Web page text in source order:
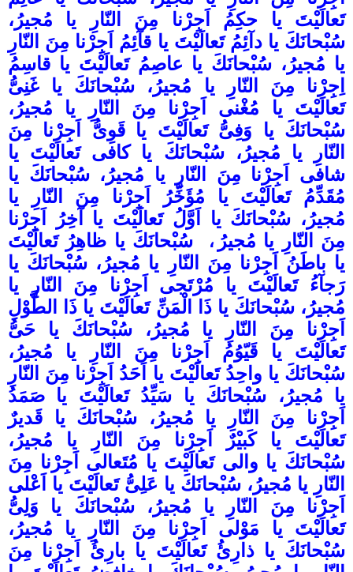
تَعالَيْتَ يا حكِمُ اَجِرْنا مِنَ النّارِ يا مُجيرُ،
سُبْحانَكَ يا دآئِمُ تَعالَيْتَ يا قآئِمُ اَجِرْنا مِنَ النّارِ
يا مُجيرُ، سُبْحانَكَ يا عاصِمُ تَعالَيْتَ يا قاسِمُ
اِجِرْنا مِنَ النّارِ يا مُجيرُ، سُبْحانَكَ يا غَنِىُّ
تَعالَيْتَ يا مُغْنى اَجِرْنا مِنَ النّارِ يا مُجيرُ،
سُبْحانَكَ يا وَفِىُّ تَعالَيْتَ يا قَوِىُّ اَجِرْنا مِنَ
النّارِ يا مُجيرُ، سُبْحانَكَ يا كافى تَعالَيْتَ يا
شافى اَجِرْنا مِنَ النّارِ يا مُجيرُ، سُبْحانَكَ يا
مُقَدِّمُ تَعالَيْتَ يا مُؤَخِّرُ اَجِرْنا مِنَ النّارِ يا
مُجيرُ، سُبْحانَكَ يا اَوَّلُ تَعالَيْتَ يا آخِرُ اَجِرْنا
مِنَ النّارِ يا مُجيرُ ، سُبْحانَكَ يا ظاهِرُ تَعالَيْتَ
يا باطَنُ اَجِرْنا مِنَ النّارِ يا مُجيرُ، سُبْحانَكَ يا
رَجآءُ تَعالَيْتَ يا مُرْتَجى اَجِرْنا مِنَ النّارِ يا
مُجيرُ، سُبْحانَكَ يا ذَا الْمَنِّ تَعالَيْتَ يا ذَا الطَّوْلِ
اَجِرْنا مِنَ النّارِ يا مُجيرُ، سُبْحانَكَ يا حَىُّ
تَعالَيْتَ يا قَيّوُمُ اَجِرْنا مِنَ النّارِ يا مُجيرُ،
سُبْحانَكَ يا واحِدُ تَعالَيْتَ يا اَحَدُ اَجِرْنا مِنَ النّارِ
يا مُجيرُ، سُبْحانَكَ يا سَيِّدُ تَعالَيْتَ يا صَمَدُ
اَجِرْنا مِنَ النّارِ يا مُجيرُ، سُبْحانَكَ يا قَديرٌ
تَعالَيْتَ يا كَبيْرٌ اَجِرْنا مِنَ النّارِ يا مُجيرُ،
سُبْحانَكَ يا والى تَعالَيْتَ يا مُتَعالى اَجِرْنا مِنَ
النّارِ يا مُجيرُ، سُبْحانَكَ يا عَلِىُّ تَعالَيْتَ يا اَعْلى
اَجِرْنا مِنَ النّارِ يا مُجيرُ، سُبْحانَكَ يا وَلِىُّ
تَعالَيْتَ يا مَوْلى اَجِرْنا مِنَ النّارِ يا مُجيرُ،
سُبْحانَكَ يا ذارِئُ تَعالَيْتَ يا بارِئُ اَجِرْنا مِنَ